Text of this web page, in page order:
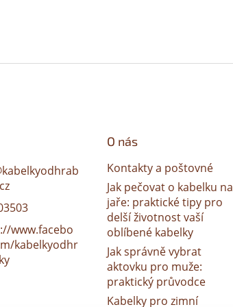
kabelkyodhrab
www.facebo
kabelkyodhr
O nás
Kontakty a poštovné
Jak pečovat o kabelku na
jaře: praktické tipy pro
delší životnost vaší
oblíbené kabelky
Jak správně vybrat
aktovku pro muže:
praktický průvodce
Kabelky pro zimní